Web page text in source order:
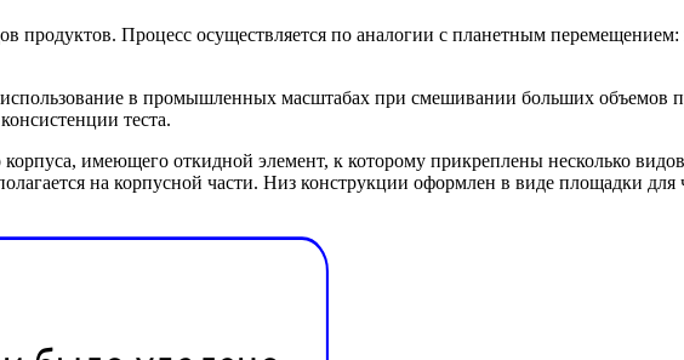
продуктов. Процесс осуществляется по аналогии с планетным
использование в промышленных масштабах при смешивании больших объемов
теста.
имеющего откидной элемент, к которому прикреплены несколько
на корпусной части. Низ конструкции оформлен в виде площадки